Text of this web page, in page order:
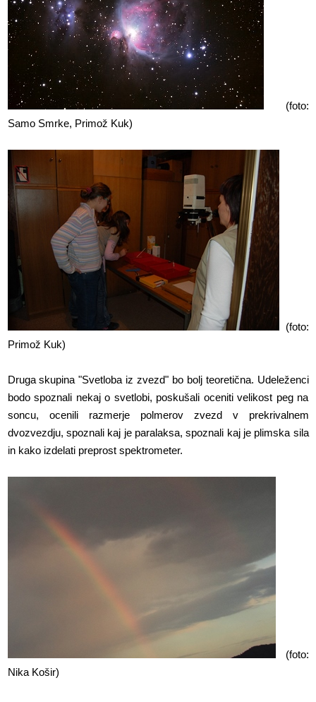
(foto:
Samo Smrke, Primož Kuk)
(foto:
Primož Kuk)
Druga skupina "Svetloba iz zvezd" bo bolj teoretična. Udeleženci
bodo spoznali nekaj o svetlobi, poskušali oceniti velikost peg na
soncu, ocenili razmerje polmerov zvezd v prekrivalnem
dvozvezdju, spoznali kaj je paralaksa, spoznali kaj je plimska sila
in kako izdelati preprost spektrometer.
(foto:
Nika Košir)